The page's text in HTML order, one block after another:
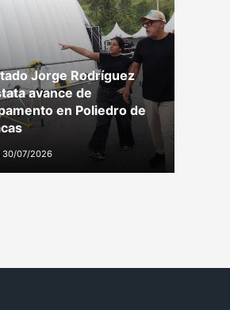
Jorge Rodríguez
avance de
en Poliedro de
30/07/2026